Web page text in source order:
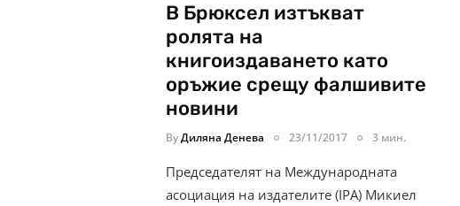
В Брюксел изтъкват
ролята на
книгоиздаването като
оръжие срещу фалшивите
новини
ByДиляна Денева 23/11/2017 3 мин.
Председателят на Международната
асоциация на издателите (IPA) Микиел